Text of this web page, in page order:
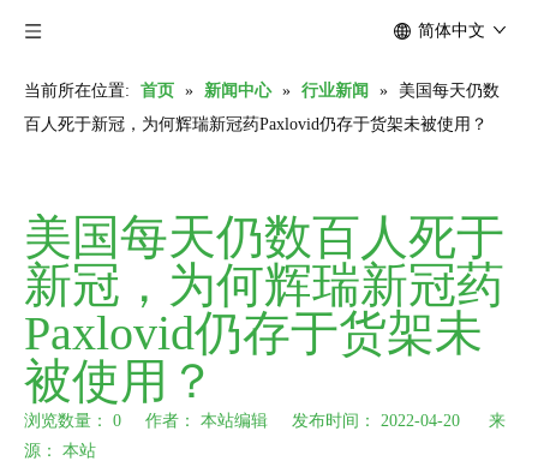
简体中文
当前所在位置: 首页 » 新闻中心 » 行业新闻 »
美国每天仍数
百人死于新冠，为何辉瑞新冠药Paxlovid仍存于货架未被使用？
美国每天仍数百人死于
新冠，为何辉瑞新冠药
Paxlovid仍存于货架未
被使用？
浏览数量： 0 作者： 本站编辑 发布时间： 2022-04-20 来
源： 本站